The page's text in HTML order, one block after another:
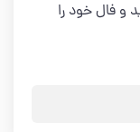
بخورید و فال خود را